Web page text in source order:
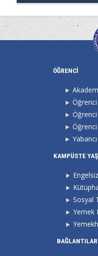
ÖĞRENCİ
Öğrenci
KAMPÜSTE
Sosyal
Yemek
BAĞLANTILAR